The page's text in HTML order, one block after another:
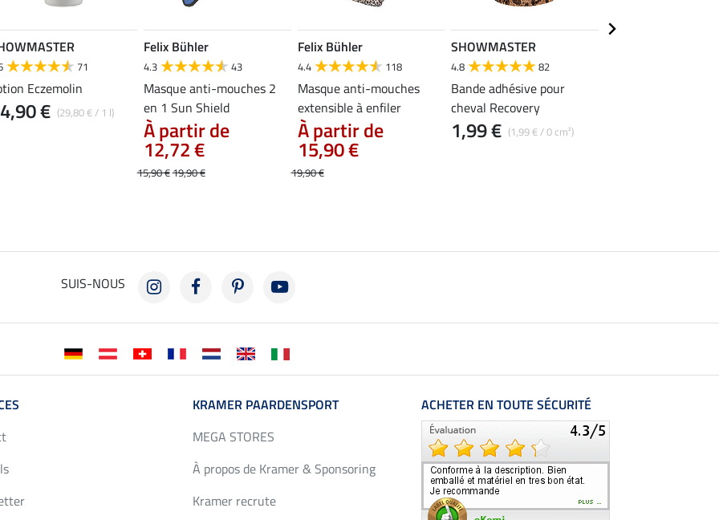
71
Eczemolin
(29,80 € / 1 l)
€
Felix Bühler
4.3 43
Masque anti-mouches 2
en 1 Sun Shield
15,90 €19,90 €
À partir de
12,72 €
Felix Bühler
4.4 118
Masque anti-mouches
extensible à enfiler
19,90 €
À partir de
15,90 €
SHOWMASTER
4.8 82
Bande adhésive pour
cheval Recovery
(1,99 € / 0 cm²)
1,99 €
SUIS-NOUS
KRAMER PAARDENSPORT
MEGA STORES
À propos de Kramer & Sponsoring
Kramer recrute
ACHETER EN TOUTE SÉCURITÉ